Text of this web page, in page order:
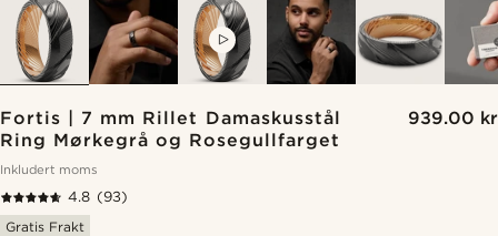
Fortis | 7 mm Rillet Damaskusstål
Ring Mørkegrå og Rosegullfarget
939.00 kr
Inkludert moms
4.8 (93)
Gratis Frakt